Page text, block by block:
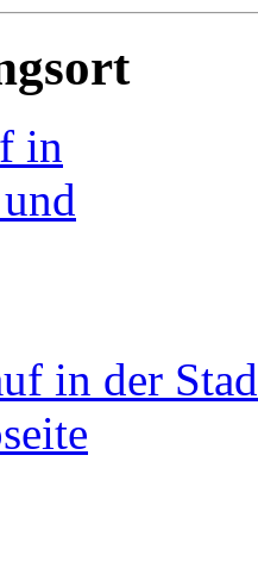
in der